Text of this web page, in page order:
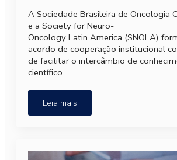
A Sociedade Brasileira de Oncologia
e a Society for Neuro-
Oncology Latin America (SNOLA)
acordo de cooperação institucional
de facilitar o intercâmbio de
científico.
Leia mais